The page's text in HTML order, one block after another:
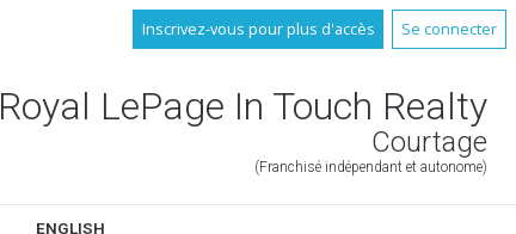
Inscrivez-vous pour plus d'accès Se connecter
Royal LePage In Touch Realty
Courtage
(Franchisé indépendant et autonome)
ENGLISH